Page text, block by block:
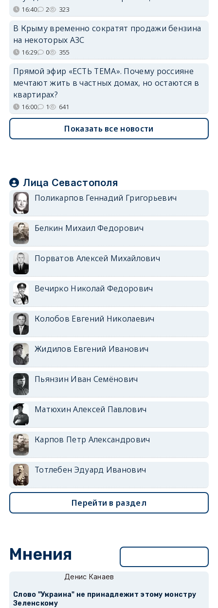
16:40 2 323
В Крыму временно сократят продажи бензина
на некоторых АЗС
16:29 0 355
Прямой эфир «ЕСТЬ ТЕМА». Почему россияне
мечтают жить в частных домах, но остаются в
квартирах?
16:00 1 641
Показать все новости
Лица Севастополя
Поликарпов Геннадий Григорьевич
Белкин Михаил Федорович
Порватов Алексей Михайлович
Вечирко Николай Федорович
Колобов Евгений Николаевич
Жидилов Евгений Иванович
Пьянзин Иван Семёнович
Матюхин Алексей Павлович
Карпов Петр Александрович
Тотлебен Эдуард Иванович
Перейти в раздел
Мнения
Денис Канаев
Слово "Украина" не принадлежит этому монстру
Зеленскому